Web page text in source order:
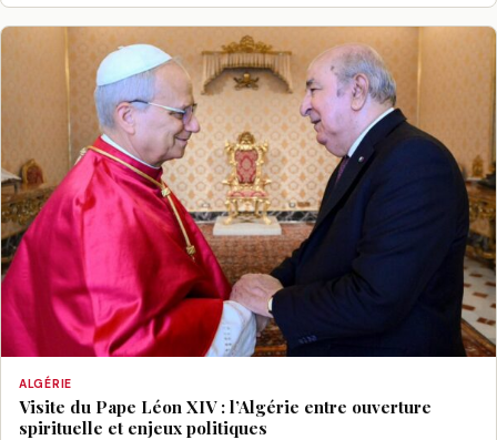
ALGÉRIE
Visite du Pape Léon XIV : l’Algérie entre ouverture
spirituelle et enjeux politiques